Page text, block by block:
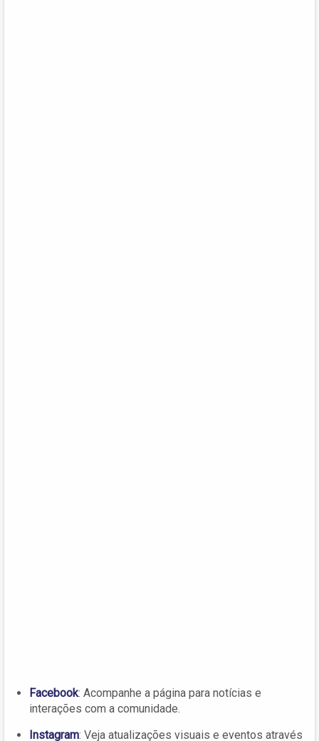
Facebook: Acompanhe a página para notícias e
interações com a comunidade.
Instagram: Veja atualizações visuais e eventos através